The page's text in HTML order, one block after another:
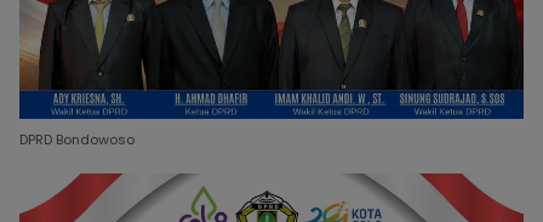
DPRD Bondowoso